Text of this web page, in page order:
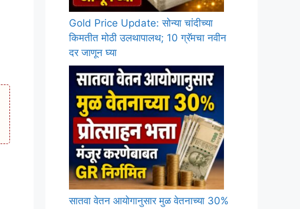
Gold Price Update: सोन्या चांदीच्या
किमतीत मोठी उलथापालथ; 10 ग्रॅमचा नवीन
दर जाणून घ्या
सातवा वेतन आयोगानुसार मुळ वेतनाच्या 30%